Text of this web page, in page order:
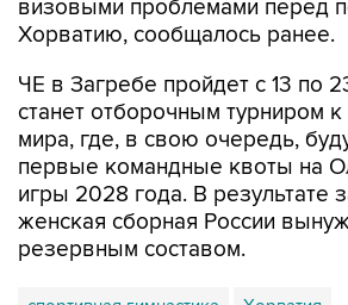
ЧЕ в Загребе пройдет с 13 по 23
мира, где, в свою очередь,
первые командные квоты на
игры 2028 года. В результате
женская сборная России
резервным составом.
спортивная гимнастика Хорватия